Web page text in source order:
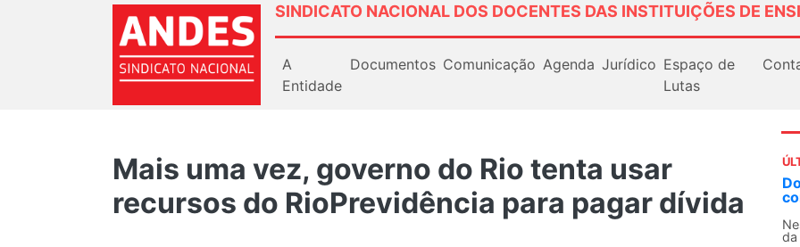
SINDICATO NACIONAL DOS DOCENTES DAS INSTITUIÇÕES DE
A
Entidade
Documentos Comunicação Agenda Jurídico Espaço de
Lutas
Mais uma vez, governo do Rio tenta usar
recursos do RioPrevidência para pagar dívida
Docentes paralisam novamente as atividades
contra as políticas de Milei na Argentina
Nessa segunda-feira (3), sindicatos de docentes
O